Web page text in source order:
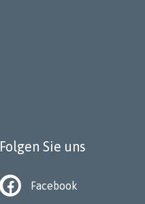
Folgen Sie uns
Facebook